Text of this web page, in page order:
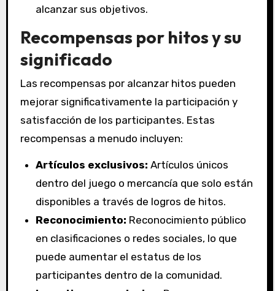
alcanzar sus objetivos.
Recompensas por hitos y su
significado
Las recompensas por alcanzar hitos pueden
mejorar significativamente la participación y
satisfacción de los participantes. Estas
recompensas a menudo incluyen:
Artículos exclusivos: Artículos únicos
dentro del juego o mercancía que solo están
disponibles a través de logros de hitos.
Reconocimiento: Reconocimiento público
en clasificaciones o redes sociales, lo que
puede aumentar el estatus de los
participantes dentro de la comunidad.